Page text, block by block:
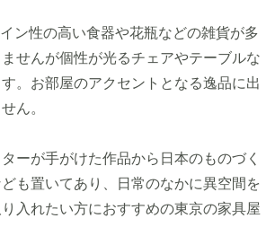
ン性の高い食器や花瓶などの雑貨が多
せんが個性が光るチェアやテーブルな
。お部屋のアクセントとなる逸品に出
ん。
ーが手がけた作品から日本のものづく
も置いてあり、日常のなかに異空間を
入れたい方におすすめの東京の家具屋